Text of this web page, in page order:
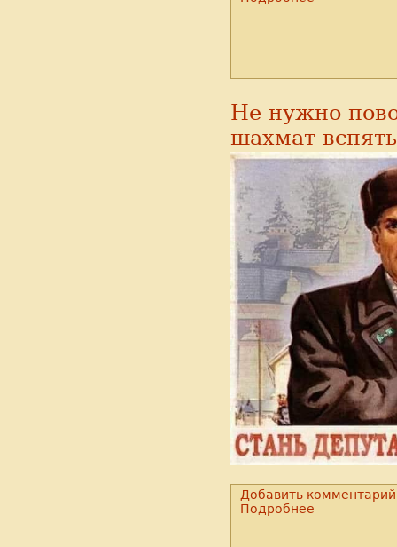
Не нужно
шахмат вспять
Добавить комментарий
Подробнее